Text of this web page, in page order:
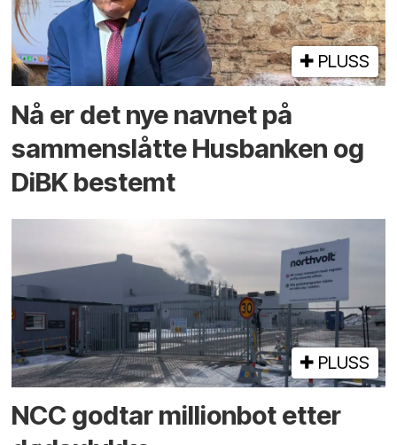
PLUSS
Nå er det nye navnet på
sammenslåtte Husbanken og
DiBK bestemt
PLUSS
NCC godtar millionbot etter